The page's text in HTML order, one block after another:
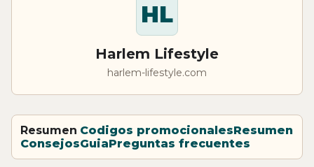
HL
Harlem Lifestyle
harlem-lifestyle.com
Resumen Codigos promocionalesResumen
ConsejosGuiaPreguntas frecuentes